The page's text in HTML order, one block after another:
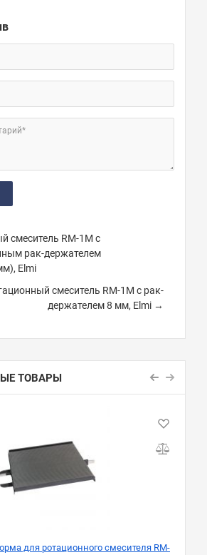
смеситель RM-1M с
рак-держателем
Elmi
смеситель RM-1M с рак-
держателем 8 мм, Elmi →
ТОВАРЫ
для ротационного смесителя RM-